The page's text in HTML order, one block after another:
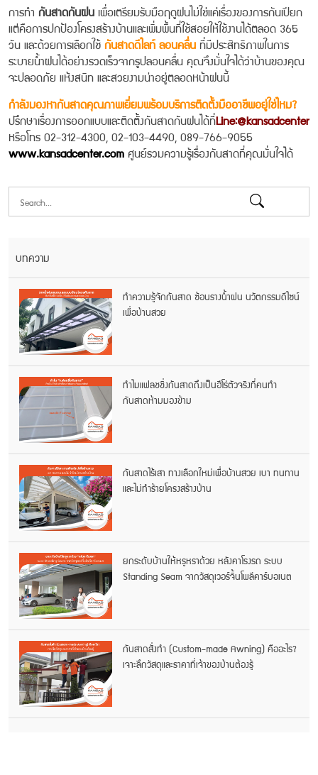
การทำกันสาดกันฝนเพื่อเตรียมรับมือฤดูฝนไม่ใช่แค่เรื่องของการกันเปียก
แต่คือการปกป้องโครงสร้างบ้านและเพิ่มพื้นที่ใช้สอยให้ใช้งานได้ตลอด 365
วัน และด้วยการเลือกใช้กันสาดดีไลท์ ลอนคลื่นที่มีประสิทธิภาพในการ
ระบายน้ำฝนได้อย่างรวดเร็วจากรูปลอนคลื่น คุณจึงมั่นใจได้ว่าบ้านของคุณ
จะปลอดภัย แห้งสนิท และสวยงามน่าอยู่ตลอดหน้าฝนนี้
กำลังมองหากันสาดคุณภาพเยี่ยมพร้อมบริการติดตั้งมืออาชีพอยู่ใช่ไหม?
ปรึกษาเรื่องการออกแบบและติดตั้งกันสาดกันฝนได้ที่Line:@kansadcenter
หรือโทร 02-312-4300, 02-103-4490, 089-766-9055
www.kansadcenter.comศูนย์รวมความรู้เรื่องกันสาดที่คุณมั่นใจได้
บทความ
ทำความรู้จักกันสาด ซ้อนรางน้ำฝน นวัตกรรมดีไซน์
เพื่อบ้านสวย
ทำไมแฟลชชิ่งกันสาดถึงเป็นฮีโร่ตัวจริงที่คนทำ
กันสาดห้ามมองข้าม
กันสาดไร้เสา ทางเลือกใหม่เพื่อบ้านสวย เบา ทนทาน
และไม่ทำร้ายโครงสร้างบ้าน
ยกระดับบ้านให้หรูหราด้วย หลังคาโรงรถ ระบบ
Standing Seam จากวัสดุเวอร์จิ้นโพลีคาร์บอเนต
กันสาดสั่งทำ (Custom-made Awning) คืออะไร?
เจาะลึกวัสดุและราคาที่เจ้าของบ้านต้องรู้